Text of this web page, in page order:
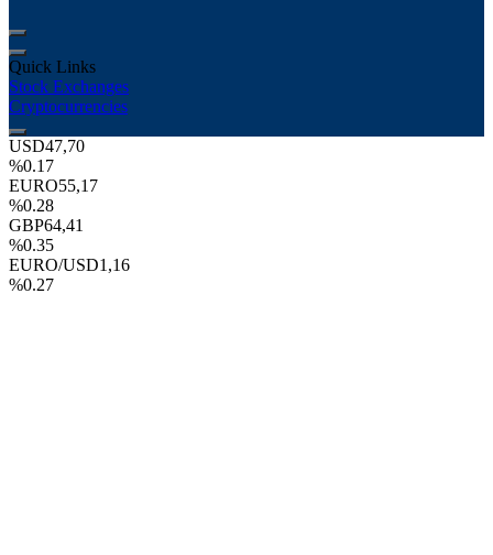
Quick Links
Stock Exchanges
Cryptocurrencies
USD47,70
%0.17
EURO55,17
%0.28
GBP64,41
%0.35
EURO/USD1,16
%0.27